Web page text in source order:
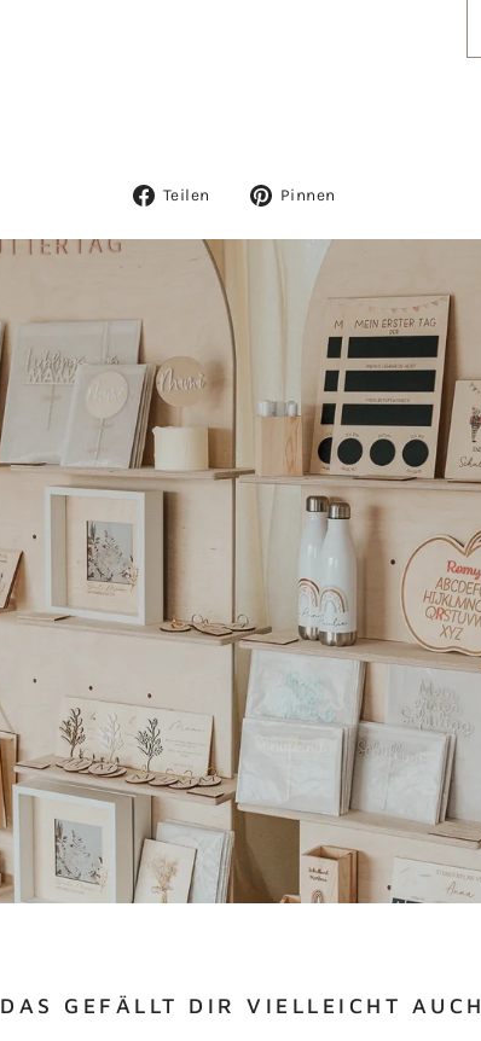
Teilen
Auf
Pinnen
DAS GEFÄLLT DIR VIELLEICHT AUCH